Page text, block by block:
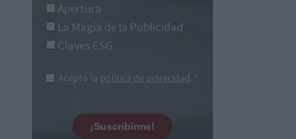
Apertura
La Magia de la Publicidad
Claves ESG
Acepto la política de privacidad. *
¡Suscribirme!